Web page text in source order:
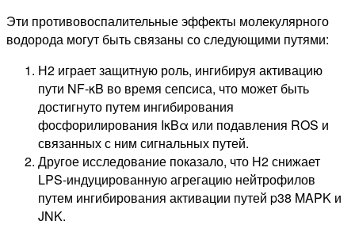
Эти противовоспалительные эффекты молекулярного
водорода могут быть связаны со следующими путями:
Н2 играет защитную роль, ингибируя активацию
пути NF-κB во время сепсиса, что может быть
достигнуто путем ингибирования
фосфорилирования IκBα или подавления ROS и
связанных с ним сигнальных путей.
Другое исследование показало, что H2 снижает
LPS-индуцированную агрегацию нейтрофилов
путем ингибирования активации путей p38 MAPK и
JNK.